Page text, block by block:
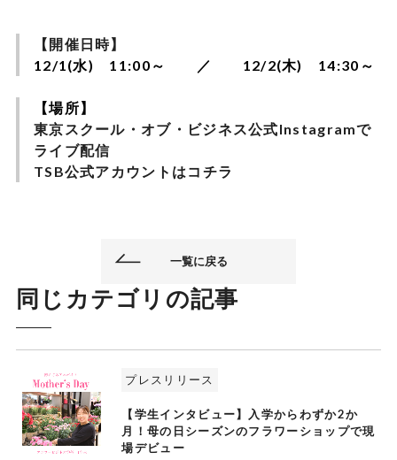
【開催日時】
12/1(水) 11:00～ ／ 12/2(木) 14:30～
【場所】
東京スクール・オブ・ビジネス公式Instagramで
ライブ配信
TSB公式アカウントは コチラ
一覧に戻る
同じカテゴリの記事
プレスリリース
【学生インタビュー】入学からわずか2か
月！母の日シーズンのフラワーショップで現
場デビュー